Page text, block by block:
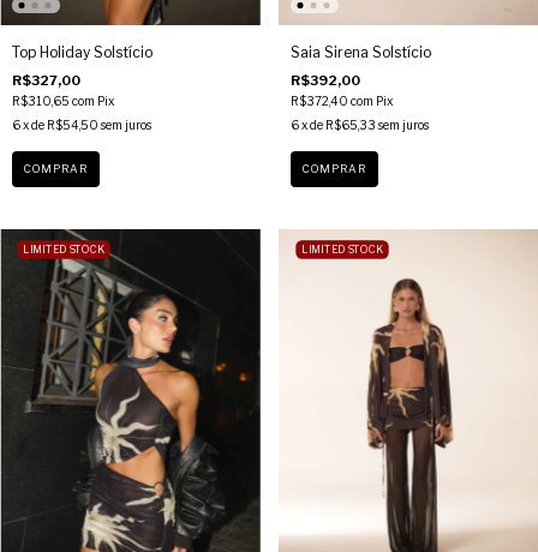
Top Holiday Solstício
R$327,00
R$310,65 com Pix
6x de R$54,50 sem juros
COMPRAR
Saia Sirena Solstício
R$392,00
R$372,40 com Pix
6 x de R$65,33 sem juros
COMPRAR
LIMITED STOCK LIMITED STOCK